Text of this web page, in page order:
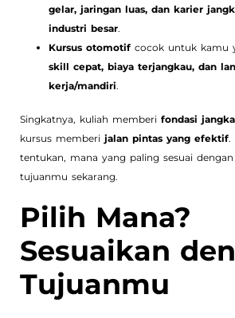
gelar, jaringan luas, dan karier
industri besar.
Kursus otomotif cocok untuk kamu
skill cepat, biaya terjangkau, dan
kerja/mandiri.
Singkatnya, kuliah memberi fondasi
kursus memberi jalan pintas yang efektif.
tentukan, mana yang paling sesuai
tujuanmu sekarang.
Pilih Mana?
Sesuaikan
Tujuanmu